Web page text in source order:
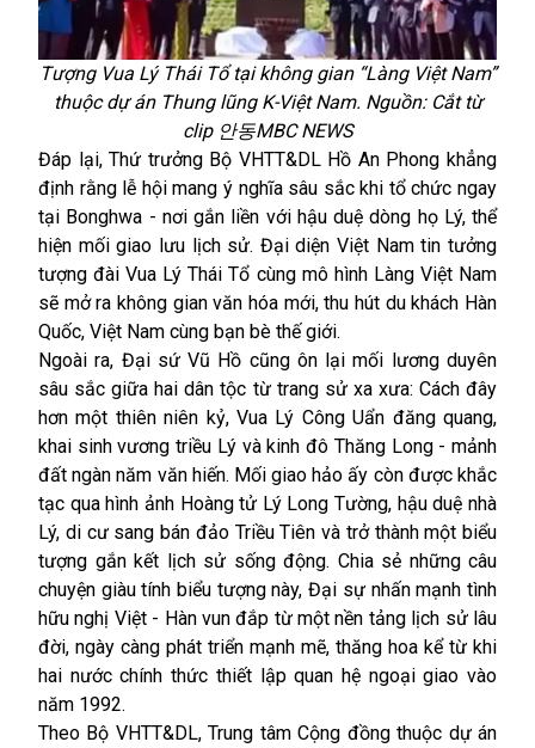
Tượng Vua Lý Thái Tổ tại không gian “Làng Việt Nam”
thuộc dự án Thung lũng K-Việt Nam. Nguồn: Cắt từ
clip 안동MBC NEWS
Đáp lại, Thứ trưởng Bộ VHTT&DL Hồ An Phong khẳng
định rằng lễ hội mang ý nghĩa sâu sắc khi tổ chức ngay
tại Bonghwa - nơi gắn liền với hậu duệ dòng họ Lý, thể
hiện mối giao lưu lịch sử. Đại diện Việt Nam tin tưởng
tượng đài Vua Lý Thái Tổ cùng mô hình Làng Việt Nam
sẽ mở ra không gian văn hóa mới, thu hút du khách Hàn
Quốc, Việt Nam cùng bạn bè thế giới.
Ngoài ra, Đại sứ Vũ Hồ cũng ôn lại mối lương duyên
sâu sắc giữa hai dân tộc từ trang sử xa xưa: Cách đây
hơn một thiên niên kỷ, Vua Lý Công Uẩn đăng quang,
khai sinh vương triều Lý và kinh đô Thăng Long - mảnh
đất ngàn năm văn hiến. Mối giao hảo ấy còn được khắc
tạc qua hình ảnh Hoàng tử Lý Long Tường, hậu duệ nhà
Lý, di cư sang bán đảo Triều Tiên và trở thành một biểu
tượng gắn kết lịch sử sống động. Chia sẻ những câu
chuyện giàu tính biểu tượng này, Đại sự nhấn mạnh tình
hữu nghị Việt - Hàn vun đắp từ một nền tảng lịch sử lâu
đời, ngày càng phát triển mạnh mẽ, thăng hoa kể từ khi
hai nước chính thức thiết lập quan hệ ngoại giao vào
năm 1992.
Theo Bộ VHTT&DL, Trung tâm Cộng đồng thuộc dự án